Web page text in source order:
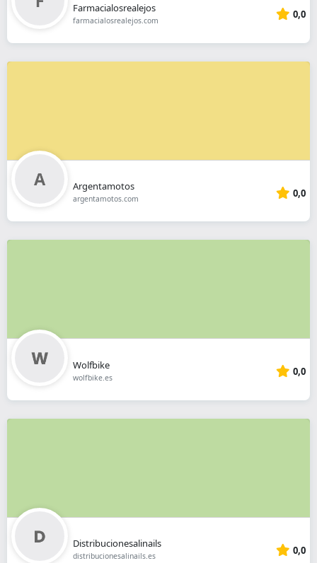
Farmacialosrealejos
farmacialosrealejos.com 0,0
Argentamotos
argentamotos.com 0,0
Wolfbike
wolfbike.es 0,0
Distribucionesalinails
distribucionesalinails.es 0,0